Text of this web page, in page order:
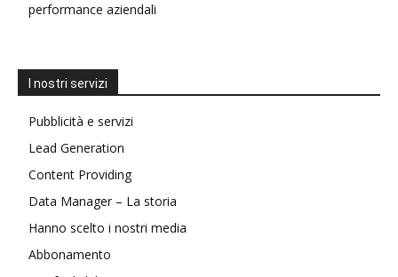
performance aziendali
I nostri servizi
Pubblicità e servizi
Lead Generation
Content Providing
Data Manager – La storia
Hanno scelto i nostri media
Abbonamento